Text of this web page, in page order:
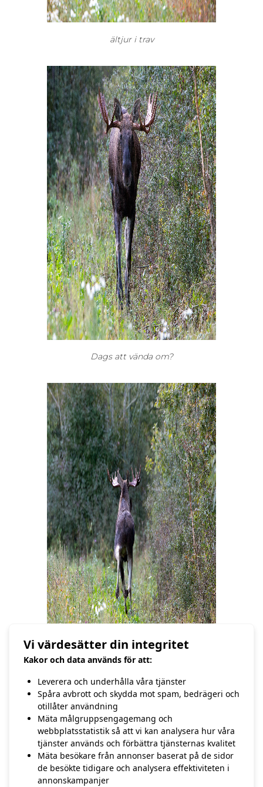
ältjur i trav
Dags att vända om?
/Hasse Andersson
FÖREGÅENDE NÄSTA
Vi värdesätter din integritet
Kakor och data används för att:
Leverera och underhålla våra tjänster
Spåra avbrott och skydda mot spam, bedrägeri och
otillåter användning
Mäta målgruppsengagemang och
webbplatsstatistik så att vi kan analysera hur våra
tjänster används och förbättra tjänsternas kvalitet
Mäta besökare från annonser baserat på de sidor
de besökte tidigare och analysera effektiviteten i
annonskampanjer